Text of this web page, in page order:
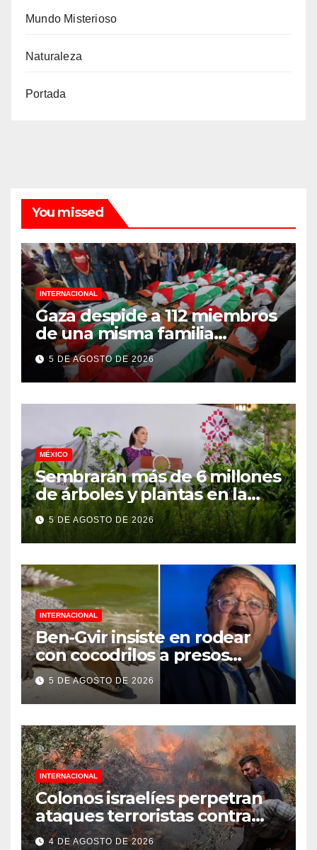
Mundo Misterioso
Naturaleza
Portada
You missed
INTERNACIONAL
Gaza despide a 112 miembros
de una misma familia
asesinados durante el
genocidio
5 DE AGOSTO DE 2026
MÉXICO
Sembrarán más de 6 millones
de árboles y plantas en la
Jornada Nacional de
Reforestación 2026
5 DE AGOSTO DE 2026
INTERNACIONAL
Ben-Gvir insiste en rodear
con cocodrilos a presos
palestinos
5 DE AGOSTO DE 2026
INTERNACIONAL
Colonos israelíes perpetran
ataques terroristas contra
familias palestinas en
4 DE AGOSTO DE 2026